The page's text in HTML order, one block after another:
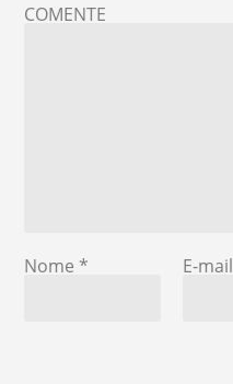
COMENTE
Nome * E-mail